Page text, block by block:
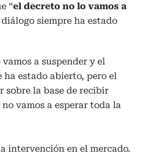
“el decreto no lo vamos a
siempre ha estado
a suspender y el
ha estado abierto, pero el
sobre la base de recibir
vamos a esperar toda la
intervención en el mercado.